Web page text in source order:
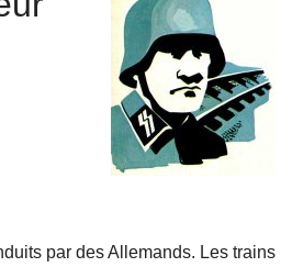
par des Allemands. Les trains